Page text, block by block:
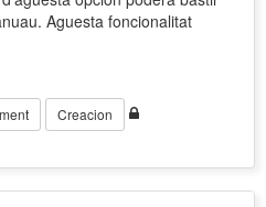
Aguesta foncionalitat
Creacion